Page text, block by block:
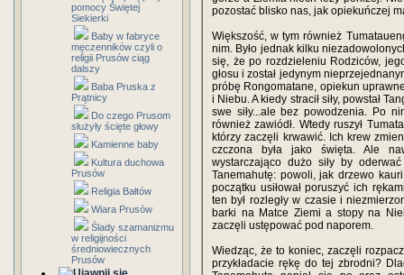
pomocy Świętej
Siekierki
Baby w fabryce
męczenników czyli o
religii Prusów ciąg
dalszy
Baba Pruska z
Prątnicy
Do czego Prusom
służyły ścięte głowy
Kamienne baby
Kultura duchowa
Prusów
Religia Bałtów
Wiara Prusów
Ślady szamanizmu
w religijności
średniowiecznych
Prusów
pozostać blisko nas, jak opiekuńczej
Większość, w tym również
nim. Było jednak kilku
się, że po rozdzieleniu Rodziców,
głosu i został jedynym
próbę Rongomatane, opiekun
i Niebu. A kiedy stracił siły, powstał
swe siły...ale bez powodzenia. Po
również zawiódł. Wtedy ruszył
którzy zaczęli krwawić. Ich krew
czczona była jako święta. Ale
wystarczająco dużo siły by
Tanemahutę: powoli, jak drzewo
początku usiłował poruszyć ich
ten był rozległy w czasie i
barki na Matce Ziemi a stopy na
zaczęli ustępować pod naporem.
Wiedząc, że to koniec, zaczęli
przykładacie rękę do tej zbrodni?